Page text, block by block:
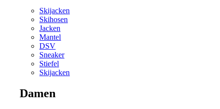
Skijacken
Skihosen
Jacken
Mantel
DSV
Sneaker
Stiefel
Skijacken
Damen